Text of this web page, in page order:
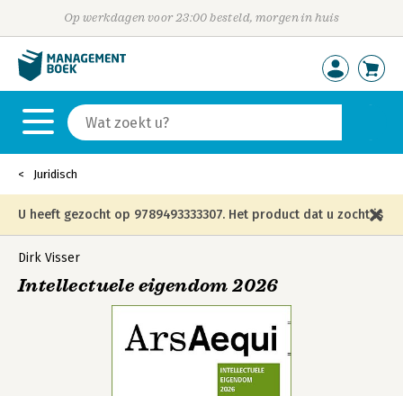
Op werkdagen voor 23:00 besteld, morgen in huis
Juridisch
U heeft gezocht op 9789493333307. Het product dat u zocht is
niet meer in die editie leverbaar en is vervangen door de
onderstaande editie.
Dirk Visser
Intellectuele eigendom 2026